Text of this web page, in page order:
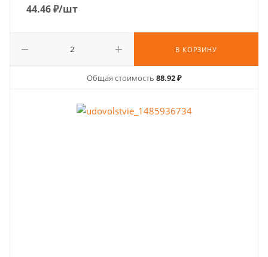
44.46₽/шт
В КОРЗИНУ
Общая стоимость 88.92 ₽